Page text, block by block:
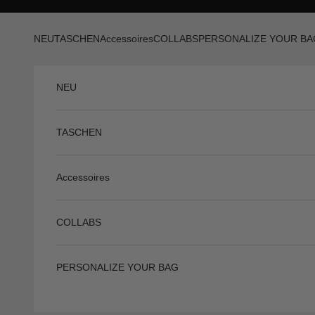
Previous
NEUTASCHENAccessoiresCOLLABSPERSONALIZE YOUR
NEU
TASCHEN
Accessoires
COLLABS
PERSONALIZE YOUR BAG